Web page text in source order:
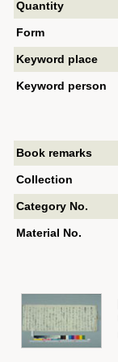
Quantity
Form
Keyword place
Keyword person
Book remarks
Collection
Category No.
Material No.